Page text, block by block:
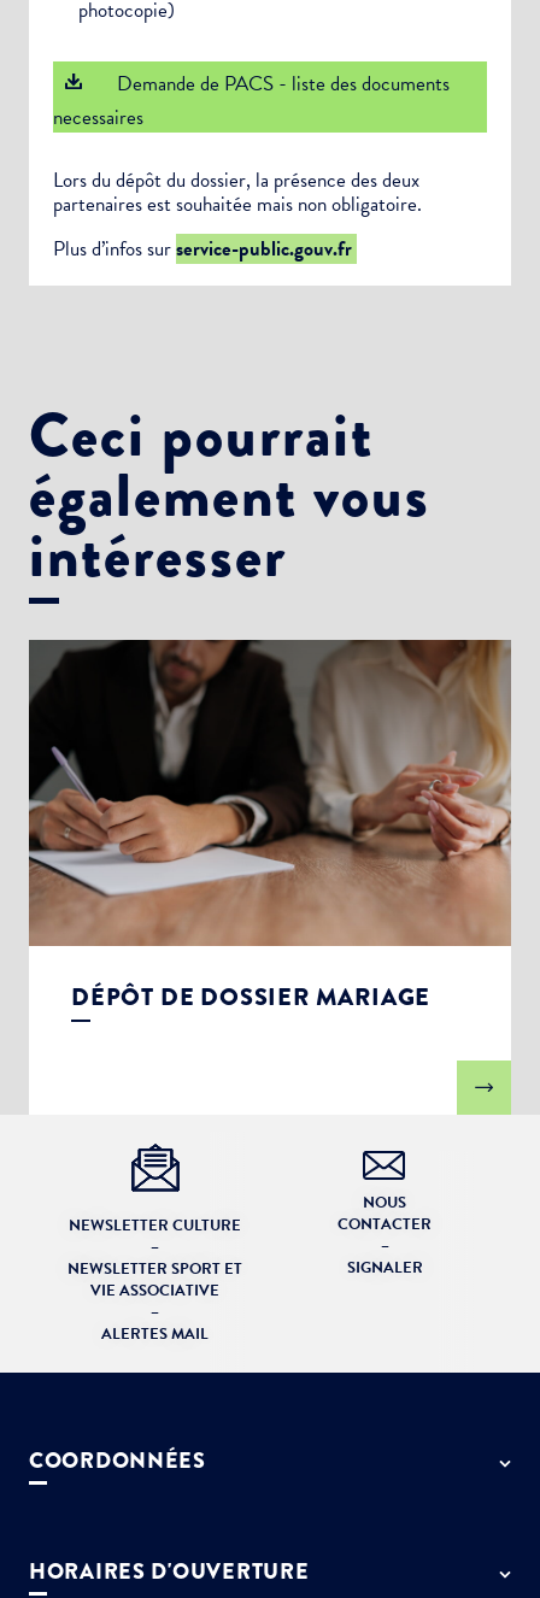
photocopie)
Demande de PACS - liste des documents
necessaires
Lors du dépôt du dossier, la présence des deux
partenaires est souhaitée mais non obligatoire.
Plus d’infos surservice-public.gouv.fr
Ceci pourrait
également vous
intéresser
DÉPÔT DE DOSSIER MARIAGE
NEWSLETTER CULTURE
–
NEWSLETTER SPORT ET
VIE ASSOCIATIVE
–
ALERTES MAIL
NOUS
CONTACTER
–
SIGNALER
COORDONNÉES
01 64 13 55 55
HORAIRES D'OUVERTURE